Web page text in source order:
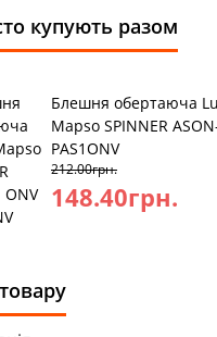
купують разом
Блешня обертаюча
Mapso SPINNER
PAS1ONV
212.00грн.
148.40грн.